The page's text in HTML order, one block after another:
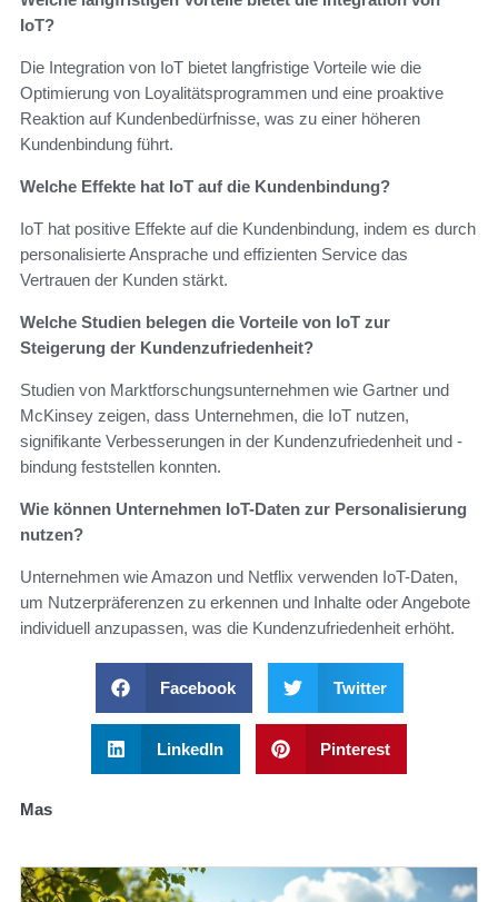
IoT?
Die Integration von IoT bietet langfristige Vorteile wie die
Optimierung von Loyalitätsprogrammen und eine proaktive
Reaktion auf Kundenbedürfnisse, was zu einer höheren
Kundenbindung führt.
Welche Effekte hat IoT auf die Kundenbindung?
IoT hat positive Effekte auf die Kundenbindung, indem es durch
personalisierte Ansprache und effizienten Service das
Vertrauen der Kunden stärkt.
Welche Studien belegen die Vorteile von IoT zur
Steigerung der Kundenzufriedenheit?
Studien von Marktforschungsunternehmen wie Gartner und
McKinsey zeigen, dass Unternehmen, die IoT nutzen,
signifikante Verbesserungen in der Kundenzufriedenheit und -
bindung feststellen konnten.
Wie können Unternehmen IoT-Daten zur Personalisierung
nutzen?
Unternehmen wie Amazon und Netflix verwenden IoT-Daten,
um Nutzerpräferenzen zu erkennen und Inhalte oder Angebote
individuell anzupassen, was die Kundenzufriedenheit erhöht.
Facebook Twitter
LinkedIn Pinterest
Mas